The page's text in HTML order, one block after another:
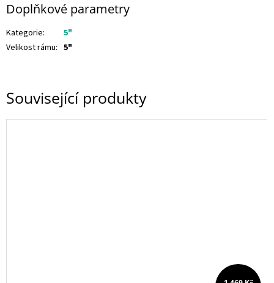
Související produkty
Doplňkové parametry
Kategorie:
5"
Velikost rámu: 5"